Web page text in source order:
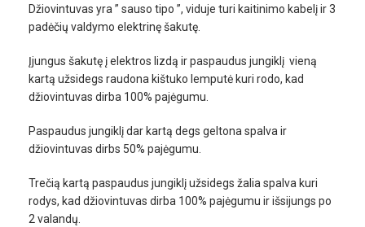
Džiovintuvas yra ” sauso tipo ”, viduje turi kaitinimo kabelį ir 3
padėčių valdymo elektrinę šakutę.
Įjungus šakutę į elektros lizdą ir paspaudus jungiklį vieną
kartą užsidegs raudona kištuko lemputė kuri rodo, kad
džiovintuvas dirba 100% pajėgumu.
Paspaudus jungiklį dar kartą degs geltona spalva ir
džiovintuvas dirbs 50% pajėgumu.
Trečią kartą paspaudus jungiklį užsidegs žalia spalva kuri
rodys, kad džiovintuvas dirba 100% pajėgumu ir išsijungs po
2 valandų.